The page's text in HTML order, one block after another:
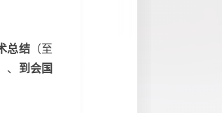
总结（至
到会国